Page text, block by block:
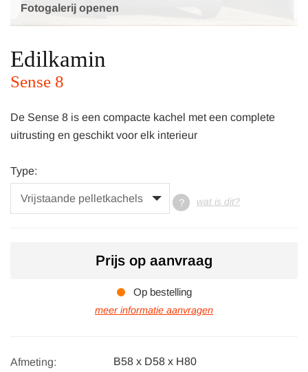
Fotogalerij openen
Edilkamin
Sense 8
De Sense 8 is een compacte kachel met een complete
uitrusting en geschikt voor elk interieur
Type:
wat is dit?
Prijs op aanvraag
Op bestelling
meer informatie aanvragen
Afmeting:
B58 x D58 x H80